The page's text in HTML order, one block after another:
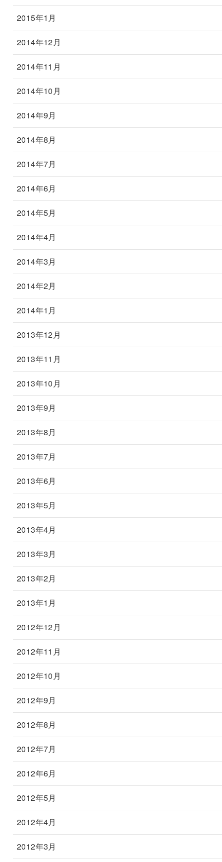
2015年1月
2014年12月
2014年11月
2014年10月
2014年9月
2014年8月
2014年7月
2014年6月
2014年5月
2014年4月
2014年3月
2014年2月
2014年1月
2013年12月
2013年11月
2013年10月
2013年9月
2013年8月
2013年7月
2013年6月
2013年5月
2013年4月
2013年3月
2013年2月
2013年1月
2012年12月
2012年11月
2012年10月
2012年9月
2012年8月
2012年7月
2012年6月
2012年5月
2012年4月
2012年3月